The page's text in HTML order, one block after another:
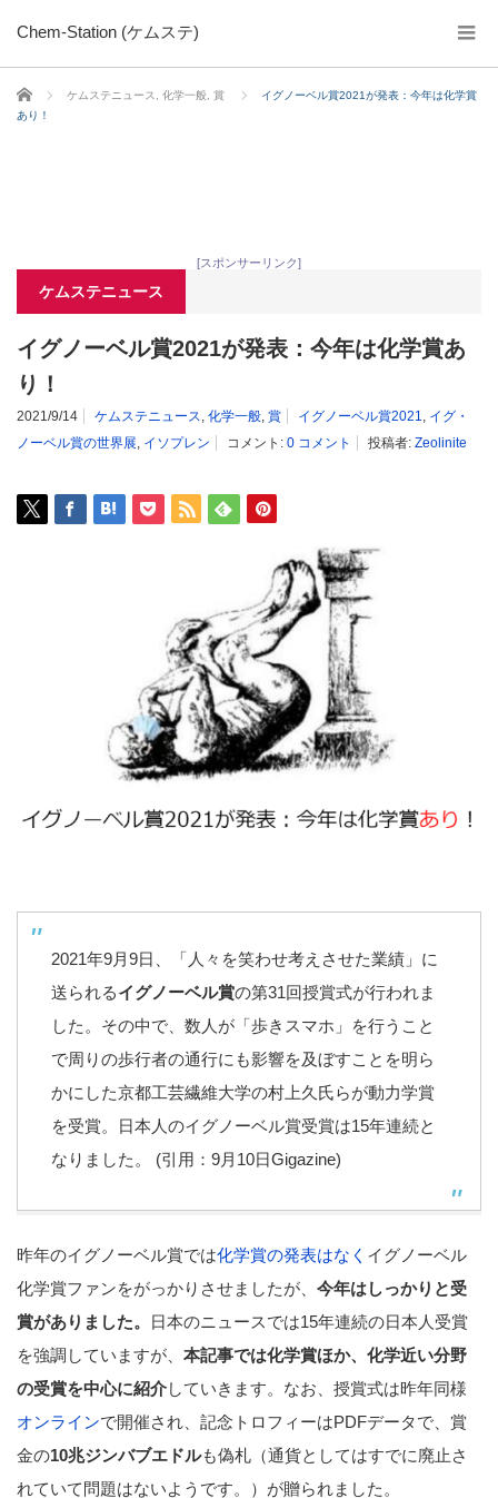
Chem-Station (ケムステ)
ホーム ケムステニュース 化学一般 賞
イグノーベル賞2021が発表：今年は化学賞
あり！
[スポンサーリンク]
ケムステニュース
イグノーベル賞2021が発表：今年は化学賞あ
り！
2021/9/14 ケムステニュース, 化学一般, 賞 イグノーベル賞2021, イグ・
ノーベル賞の世界展, イソプレン コメント: 0 コメント 投稿者: Zeolinite
2021年9月9日、「人々を笑わせ考えさせた業績」に
送られるイグノーベル賞の第31回授賞式が行われま
した。その中で、数人が「歩きスマホ」を行うこと
で周りの歩行者の通行にも影響を及ぼすことを明ら
かにした京都工芸繊維大学の村上久氏らが動力学賞
を受賞。日本人のイグノーベル賞受賞は15年連続と
なりました。 (引用：9月10日Gigazine)
昨年のイグノーベル賞では化学賞の発表はなく イグノーベル
化学賞ファンをがっかりさせましたが、 今年はしっかりと受
賞がありました。
日本のニュースでは15年連続の日本人受賞
を強調していますが、 本記事では化学賞ほか、化学近い分野
の受賞を中心に紹介していきます。なお、授賞式は昨年同様
オンラインで開催され、記念トロフィーはPDFデータで、賞
金の10兆ジンバブエドルも偽札（通貨としてはすでに廃止さ
れていて問題はないようです。）が贈られました。